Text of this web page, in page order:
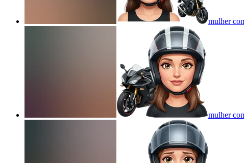
mulher
mulher